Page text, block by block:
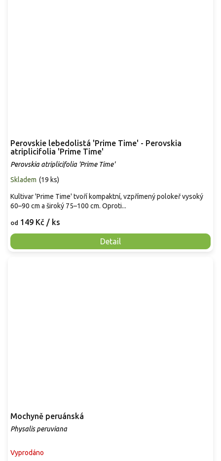
Perovskie lebedolistá 'Prime Time' - Perovskia
atriplicifolia 'Prime Time'
Perovskia atriplicifolia 'Prime Time'
Skladem (19 ks)
od 149 Kč / ks
Detail
Kultivar 'Prime Time' tvoří kompaktní, vzpřímený polokeř vysoký
60–90 cm a široký 75–100 cm. Oproti...
Mochyně peruánská
Physalis peruviana
Vyprodáno